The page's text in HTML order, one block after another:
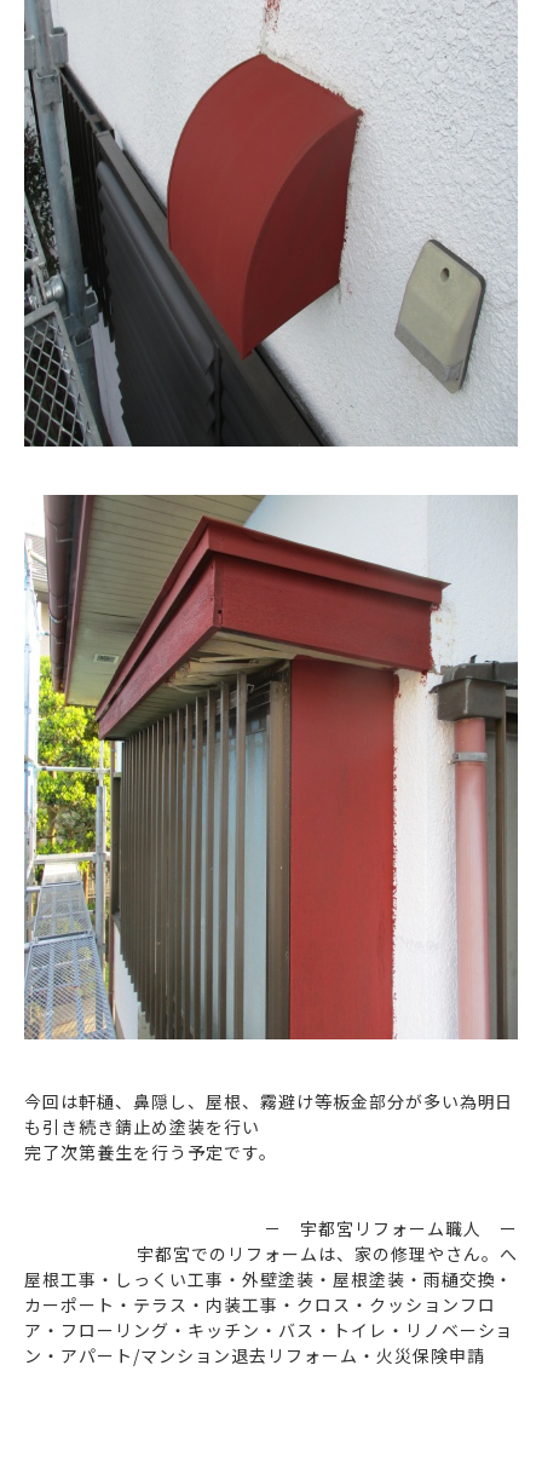
今回は軒樋、鼻隠し、屋根、霧避け等板金部分が多い為明日
も引き続き錆止め塗装を行い
完了次第養生を行う予定です。
－ 宇都宮リフォーム職人 ー
宇都宮でのリフォームは、家の修理やさん。へ
屋根工事・しっくい工事・外壁塗装・屋根塗装・雨樋交換・
カーポート・テラス・内装工事・クロス・クッションフロ
ア・フローリング・キッチン・バス・トイレ・リノベーショ
ン・アパート/マンション退去リフォーム・火災保険申請